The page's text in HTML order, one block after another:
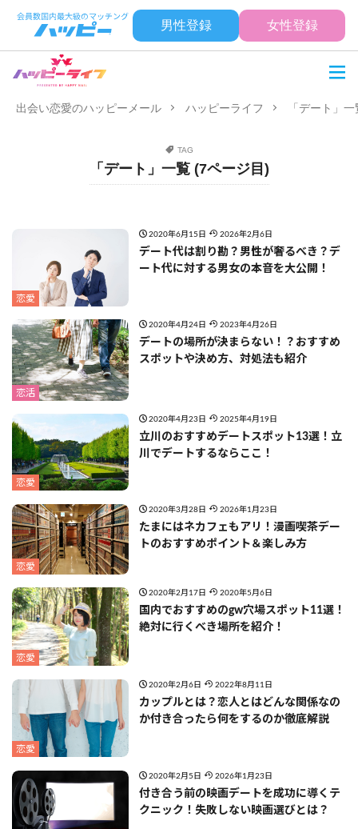
男性登録 女性登録
出会い恋愛のハッピーメール ハッピーライフ 「デート」
TAG
「デート」一覧 (7ページ目)
恋愛
2020年6月15日 2026年2月6日
デート代は割り勘？男性が奢るべき？デ
ート代に対する男女の本音を大公開！
恋活
2020年4月24日 2023年4月26日
デートの場所が決まらない！？おすすめ
スポットや決め方、対処法も紹介
恋愛
2020年4月23日 2025年4月19日
立川のおすすめデートスポット13選！立
川でデートするならここ！
恋愛
2020年3月28日 2026年1月23日
たまにはネカフェもアリ！漫画喫茶デー
トのおすすめポイント＆楽しみ方
恋愛
2020年2月17日 2020年5月6日
国内でおすすめのgw穴場スポット11選！
絶対に行くべき場所を紹介！
恋愛
2020年2月6日 2022年8月11日
カップルとは？恋人とはどんな関係なの
か付き合ったら何をするのか徹底解説
2020年2月5日 2026年1月23日
付き合う前の映画デートを成功に導くテ
クニック！失敗しない映画選びとは？